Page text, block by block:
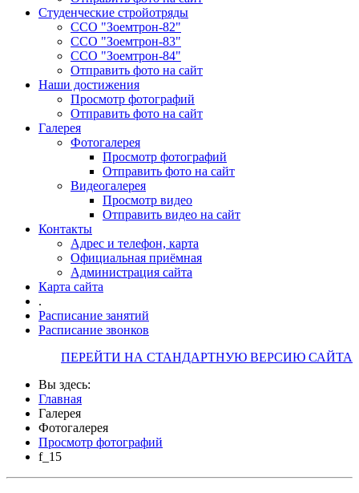
Студенческие стройотряды
ССО "Зоемтрон-82"
ССО "Зоемтрон-83"
ССО "Зоемтрон-84"
Отправить фото на сайт
Наши достижения
Просмотр фотографий
Отправить фото на сайт
Галерея
Фотогалерея
Просмотр фотографий
Отправить фото на сайт
Видеогалерея
Просмотр видео
Отправить видео на сайт
Контакты
Адрес и телефон, карта
Официальная приёмная
Администрация сайта
Карта сайта
.
Расписание занятий
Расписание звонков
ПЕРЕЙТИ НА СТАНДАРТНУЮ ВЕРСИЮ САЙТА
Вы здесь:
Главная
Галерея
Фотогалерея
Просмотр фотографий
f_15